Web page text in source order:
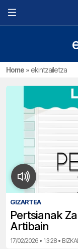
Home » ekintzailetza
GIZARTEA
Pertsianak
Artibain
17/02/2026 • 13:28 •